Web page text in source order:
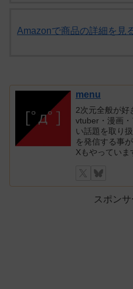
Amazonで商品の詳細を見
menu
2次元全般が好
vtuber・漫画
い話題を取り
を発信する事
Xもやっていま
スポン